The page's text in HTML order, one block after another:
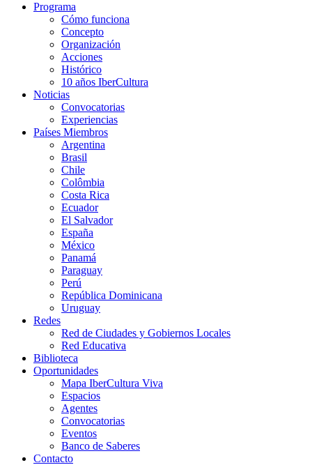
Programa
Cómo funciona
Concepto
Organización
Acciones
Histórico
10 años IberCultura
Noticias
Convocatorias
Experiencias
Países Miembros
Argentina
Brasil
Chile
Colômbia
Costa Rica
Ecuador
El Salvador
España
México
Panamá
Paraguay
Perú
República Dominicana
Uruguay
Redes
Red de Ciudades y Gobiernos Locales
Red Educativa
Biblioteca
Oportunidades
Mapa IberCultura Viva
Espacios
Agentes
Convocatorias
Eventos
Banco de Saberes
Contacto